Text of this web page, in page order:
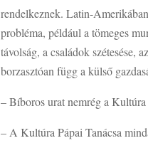
rendelkeznek. Latin-
probléma, például a tömeges
távolság, a családok szétesése,
borzasztóan függ a külső
– Bíboros urat nemrég a
– A Kultúra Pápai Tanácsa